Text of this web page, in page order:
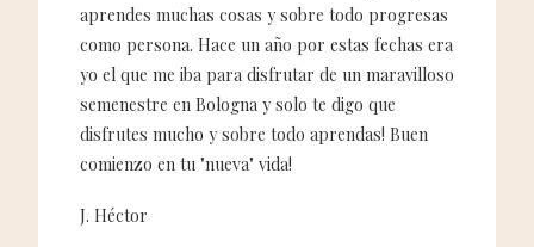
aprendes muchas cosas y sobre todo progresas
como persona. Hace un año por estas fechas era
yo el que me iba para disfrutar de un maravilloso
semenestre en Bologna y solo te digo que
disfrutes mucho y sobre todo aprendas! Buen
comienzo en tu "nueva" vida!
J. Héctor